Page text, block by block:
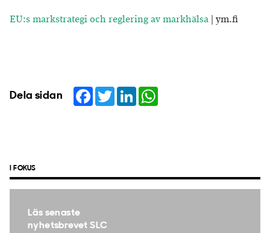
EU:s markstrategi och reglering av markhälsa | ym.fi
Dela sidan Facebook
TwitterLinkedIn
I FOKUS
Läs senaste
nyhetsbrevet SLC